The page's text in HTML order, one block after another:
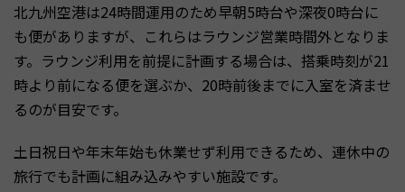
北九州空港は24時間運用のため早朝5時台や深夜0時台に
も便がありますが、これらはラウンジ営業時間外となりま
す。ラウンジ利用を前提に計画する場合は、搭乗時刻が21
時より前になる便を選ぶか、20時前後までに入室を済ませ
るのが目安です。
土日祝日や年末年始も休業せず利用できるため、連休中の
旅行でも計画に組み込みやすい施設です。